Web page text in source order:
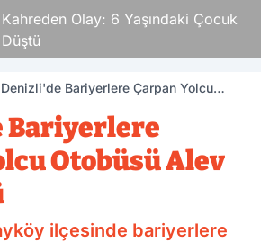
Olay: 6 Yaşındaki Çocuk
Denizli'de Bariyerlere Çarpan Yolcu
Bariyerlere
Otobüsü Alev
ilçesinde bariyerlere